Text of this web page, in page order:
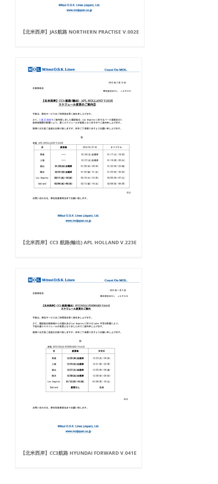
【北米西岸】JAS航路 NORTHERN PRACTISE V.002E
【北米西岸】CC3 航路(輸出) APL HOLLAND V.223E
【北米西岸】CC3航路 HYUNDAI FORWARD V.041E